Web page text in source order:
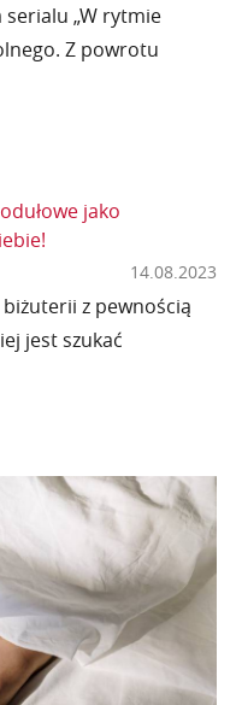
„W rytmie
Z powrotu
jako
14.08.2023
z pewnością
jest szukać